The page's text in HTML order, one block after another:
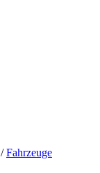
/Fahrzeuge